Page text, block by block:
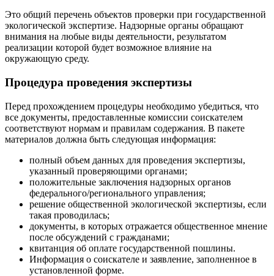
Это общий перечень объектов проверки при государственной
экологической экспертизе. Надзорные органы обращают
внимания на любые виды деятельности, результатом
реализации которой будет возможное влияние на
окружающую среду.
Процедура проведения экспертизы
Перед прохождением процедуры необходимо убедиться, что
все документы, предоставленные комиссии соискателем
соответствуют нормам и правилам содержания. В пакете
материалов должна быть следующая информация:
полный объем данных для проведения экспертизы,
указанный проверяющими органами;
положительные заключения надзорных органов
федерального/регионального управления;
решение общественной экологической экспертизы, если
такая проводилась;
документы, в которых отражается общественное мнение
после обсуждений с гражданами;
квитанция об оплате государственной пошлины.
Информация о соискателе и заявление, заполненное в
установленной форме.